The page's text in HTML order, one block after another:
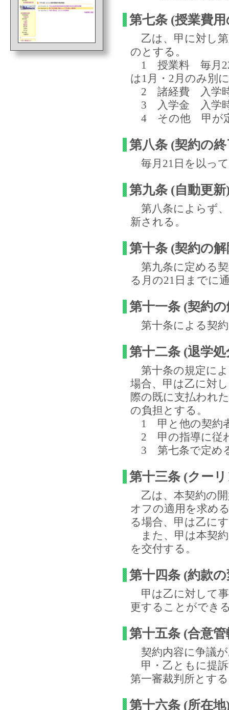
第七条 (授業費
乙は、甲に対し
のとする。
1 授業料 毎月22
は1月・2月のみ別
2 諸経費 入学時
3 入学金 入学
4 その他 甲が
第八条 (契約の終
毎月21日を以っ
第九条 (自動更新
第八条によらず
新される。
第十条 (契約の解
第九条に定める
る月の21日までに
第十一条 (契約
第十条による契
第十二条 (退学処
第十条の規定に
場合、甲は乙に対
際の既に支払われ
の負担とする。
1 甲と他の契約
2 甲の指導に従
3 第七条で定め
第十三条 (クー
乙は、本契約の
オフの適用を求め
る場合、甲は乙に
また、甲は本契
を交付する。
第十四条 (約款
甲は乙に対して
更することができ
第十五条 (合意管
契約内容に争議
甲・乙ともに提
第一審裁判所とす
第十六条 (所在地